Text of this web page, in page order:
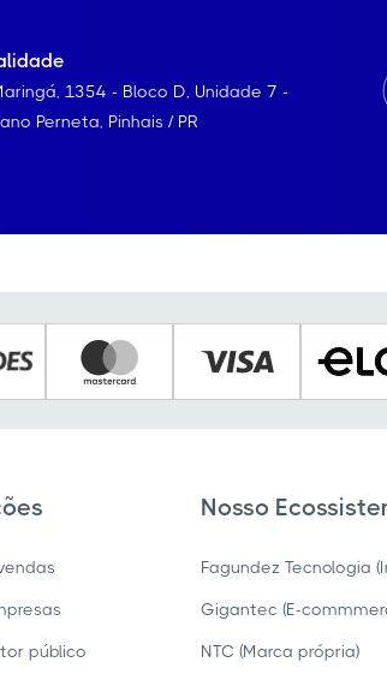
1354 - Bloco D, Unidade 7 -
Perneta, Pinhais / PR
público
Nosso
Fagundez Tecnologia
Gigantec (E-
NTC (Marca própria)